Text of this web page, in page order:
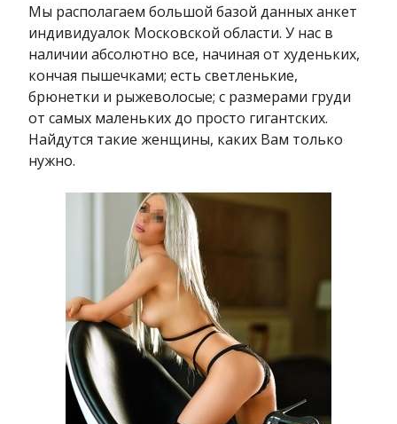
Мы располагаем большой базой данных анкет
индивидуалок Московской области. У нас в
наличии абсолютно все, начиная от худеньких,
кончая пышечками; есть светленькие,
брюнетки и рыжеволосые; с размерами груди
от самых маленьких до просто гигантских.
Найдутся такие женщины, каких Вам только
нужно.